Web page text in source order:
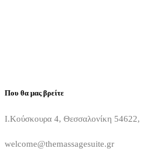
Που θα μας βρείτε
Ι.Κούσκουρα 4, Θεσσαλονίκη
welcome@themassagesuite.gr